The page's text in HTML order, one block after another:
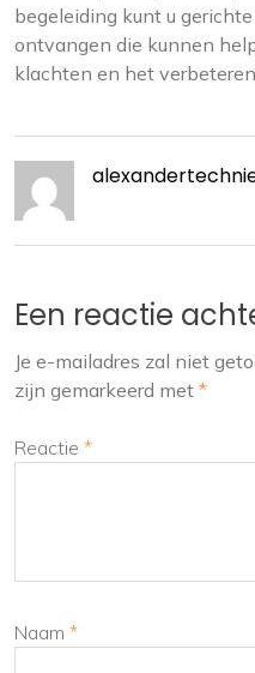
begeleiding kunt u
ontvangen die kunnen
klachten en het
Een reactie
Je e-mailadres zal niet
zijn gemarkeerd met *
Reactie *
Naam *